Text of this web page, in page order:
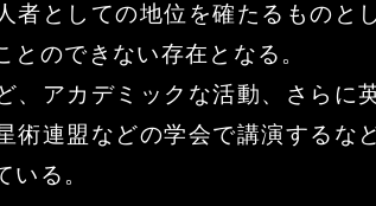
者としての地位を確たるものと
のできない存在となる。
、アカデミックな活動、さらに
術連盟などの学会で講演するな
いる。